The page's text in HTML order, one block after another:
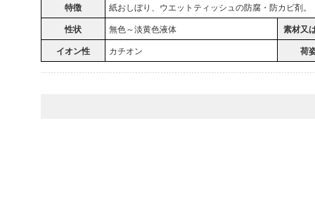
特徴
紙おしぼり、ウエットティッシュの防腐・防カビ剤。
性状 無色～淡黄色液体
素材又
イオン性
カチオン 荷